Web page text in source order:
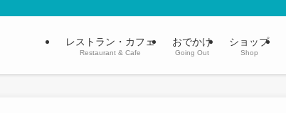
レストラン・カフェ
Restaurant & Cafe
おでかけ
Going Out
ショップ
Shop